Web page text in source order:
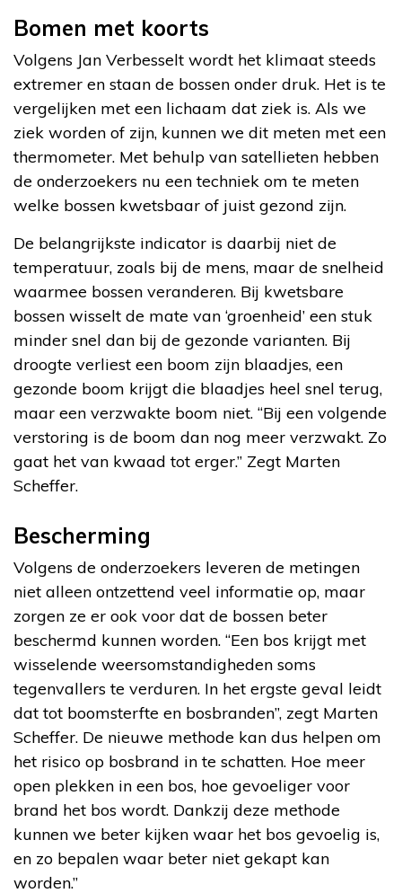
Bomen met koorts
Volgens Jan Verbesselt wordt het klimaat steeds
extremer en staan de bossen onder druk. Het is te
vergelijken met een lichaam dat ziek is. Als we
ziek worden of zijn, kunnen we dit meten met een
thermometer. Met behulp van satellieten hebben
de onderzoekers nu een techniek om te meten
welke bossen kwetsbaar of juist gezond zijn.
De belangrijkste indicator is daarbij niet de
temperatuur, zoals bij de mens, maar de snelheid
waarmee bossen veranderen. Bij kwetsbare
bossen wisselt de mate van ‘groenheid’ een stuk
minder snel dan bij de gezonde varianten. Bij
droogte verliest een boom zijn blaadjes, een
gezonde boom krijgt die blaadjes heel snel terug,
maar een verzwakte boom niet. “Bij een volgende
verstoring is de boom dan nog meer verzwakt. Zo
gaat het van kwaad tot erger.” Zegt Marten
Scheffer.
Bescherming
Volgens de onderzoekers leveren de metingen
niet alleen ontzettend veel informatie op, maar
zorgen ze er ook voor dat de bossen beter
beschermd kunnen worden. “Een bos krijgt met
wisselende weersomstandigheden soms
tegenvallers te verduren. In het ergste geval leidt
dat tot boomsterfte en bosbranden”, zegt Marten
Scheffer. De nieuwe methode kan dus helpen om
het risico op bosbrand in te schatten. Hoe meer
open plekken in een bos, hoe gevoeliger voor
brand het bos wordt. Dankzij deze methode
kunnen we beter kijken waar het bos gevoelig is,
en zo bepalen waar beter niet gekapt kan
worden.”